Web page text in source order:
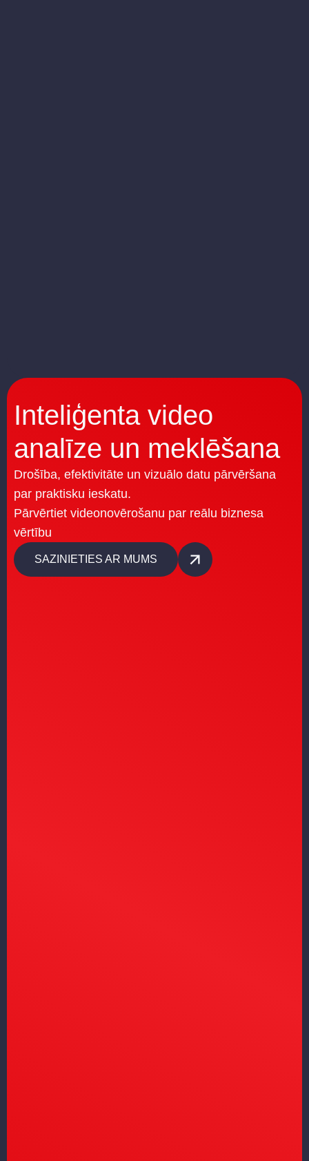
Inteliģenta video
analīze un meklēšana
Drošība, efektivitāte un vizuālo datu pārvēršana
par praktisku ieskatu.
Pārvērtiet videonovērošanu par reālu biznesa
vērtību
SAZINIETIES AR MUMS